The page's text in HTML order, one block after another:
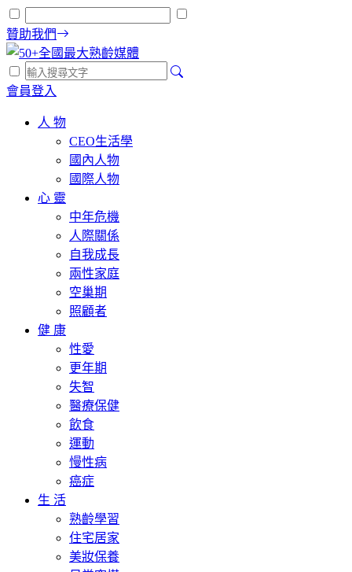
贊助我們
會員登入
人 物
CEO生活學
國內人物
國際人物
心 靈
中年危機
人際關係
自我成長
兩性家庭
空巢期
照顧者
健 康
性愛
更年期
失智
醫療保健
飲食
運動
慢性病
癌症
生 活
熟齡學習
住宅居家
美妝保養